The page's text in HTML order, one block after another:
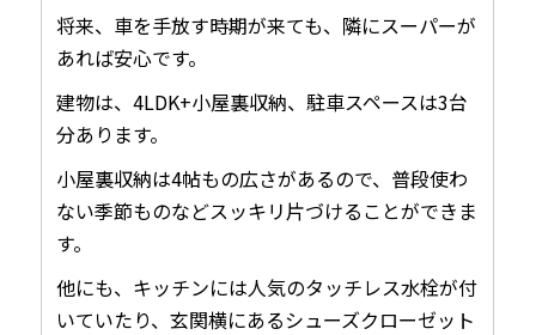
将来、車を手放す時期が来ても、隣にスーパーが
あれば安心です。
建物は、4LDK+小屋裏収納、駐車スペースは3台
分あります。
小屋裏収納は4帖もの広さがあるので、普段使わ
ない季節ものなどスッキリ片づけることができま
す。
他にも、キッチンには人気のタッチレス水栓が付
いていたり、玄関横にあるシューズクローゼット